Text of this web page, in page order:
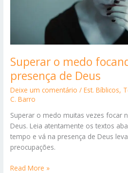
Superar o medo
presença de Deus
Deixe um comentário /Est. Bíblicos,
C. Barro
Superar o medo muitas vezes focar
Deus. Leia atentamente os textos
tempo e vá na presença de Deus
preocupações.
Superar
Read More »